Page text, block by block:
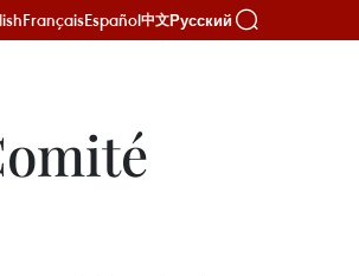
FrançaisEspañol中文Русский